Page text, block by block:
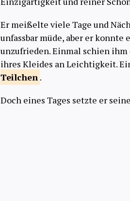
Er meißelte viele Tage und
unfassbar müde, aber er konnte
unzufrieden. Einmal schien ihm
ihres Kleides an Leichtigkeit.
Teilchen .
Doch eines Tages setzte er